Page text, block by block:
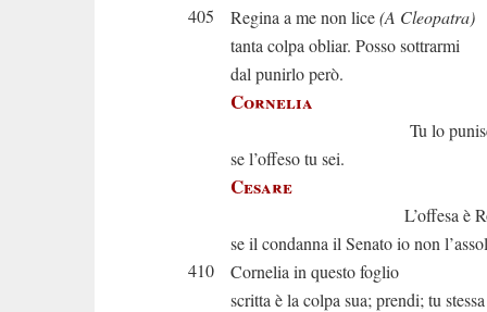
405
Regina a me non lice(A Cleopatra)
tanta colpa obliar. Posso sottrarmi
dal punirlo però.
Cornelia
Tu lo
se l’offeso tu sei.
Cesare
L’offesa è
se il condanna il Senato io non
410
Cornelia in questo foglio
scritta è la colpa sua; prendi; tu stessa